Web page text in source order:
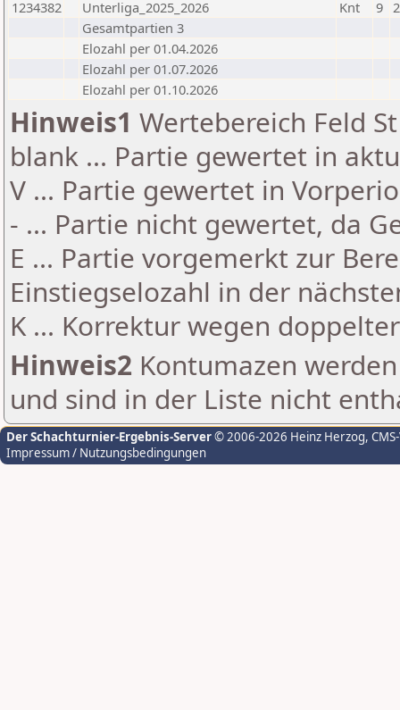
1234382
Unterliga_2025_2026 Knt 9
Gesamtpartien 3
Elozahl per 01.04.2026
Elozahl per 01.07.2026
Elozahl per 01.10.2026
Hinweis1 Wertebereich Feld
blank ... Partie gewertet in
V ... Partie gewertet in
- ... Partie nicht gewertet, da
E ... Partie vorgemerkt zur
Einstiegselozahl in der
K ... Korrektur wegen
Hinweis2 Kontumazen
und sind in der Liste nicht
Der Schachturnier-Ergebnis-Server© 2006-2026 Heinz Herzog,
Impressum / Nutzungsbedingungen